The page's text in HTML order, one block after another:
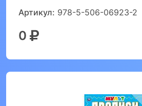
Артикул: 978-5-506-06923-2
0